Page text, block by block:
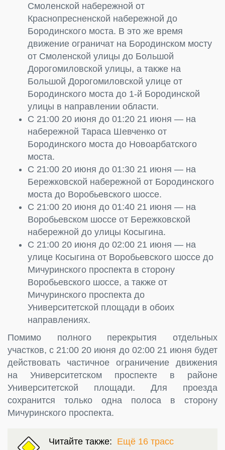
Смоленской набережной от
Краснопресненской набережной до
Бородинского моста. В это же время
движение ограничат на Бородинском мосту
от Смоленской улицы до Большой
Дорогомиловской улицы, а также на
Большой Дорогомиловской улице от
Бородинского моста до 1-й Бородинской
улицы в направлении области.
С 21:00 20 июня до 01:20 21 июня — на
набережной Тараса Шевченко от
Бородинского моста до Новоарбатского
моста.
С 21:00 20 июня до 01:30 21 июня — на
Бережковской набережной от Бородинского
моста до Воробьевского шоссе.
С 21:00 20 июня до 01:40 21 июня — на
Воробьевском шоссе от Бережковской
набережной до улицы Косыгина.
С 21:00 20 июня до 02:00 21 июня — на
улице Косыгина от Воробьевского шоссе до
Мичуринского проспекта в сторону
Воробьевского шоссе, а также от
Мичуринского проспекта до
Университетской площади в обоих
направлениях.
Помимо полного перекрытия отдельных
участков, с 21:00 20 июня до 02:00 21 июня будет
действовать частичное ограничение движения
на Университетском проспекте в районе
Университетской площади. Для проезда
сохранится только одна полоса в сторону
Мичуринского проспекта.
Читайте также: Ещё 16 трасс